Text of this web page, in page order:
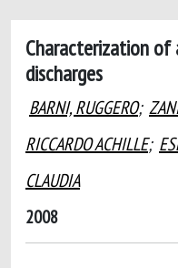
Characterization of
discharges
BARNI, RUGGERO;
RICCARDO ACHILLE;
CLAUDIA
2008